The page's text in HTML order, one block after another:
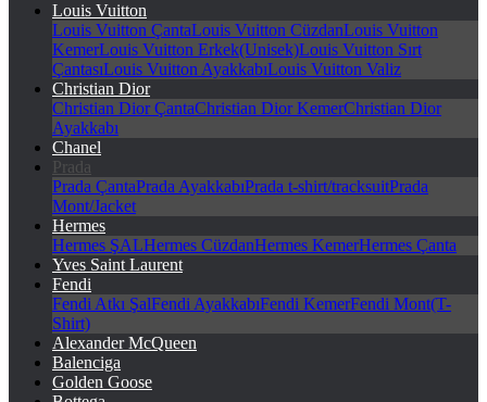
Louis Vuitton
Louis Vuitton ÇantaLouis Vuitton CüzdanLouis Vuitton
KemerLouis Vuitton Erkek(Unisek)Louis Vuitton Sırt
ÇantasıLouis Vuitton AyakkabıLouis Vuitton Valiz
Christian Dior
Christian Dior ÇantaChristian Dior KemerChristian Dior
Ayakkabı
Chanel
Prada
Prada ÇantaPrada AyakkabıPrada t-shirt/tracksuitPrada
Mont/Jacket
Hermes
Hermes ŞALHermes CüzdanHermes KemerHermes Çanta
Yves Saint Laurent
Fendi
Fendi Atkı ŞalFendi AyakkabıFendi KemerFendi Mont(T-
Shirt)
Alexander McQueen
Balenciga
Golden Goose